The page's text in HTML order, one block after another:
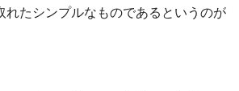
れたシンプルなものであるというのが